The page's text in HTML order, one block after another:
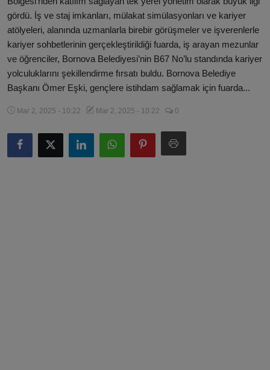
Künye
Magazin
Köşe Yazıları
Gizlilik Politikası
Çerez Politikası
gördü. İş ve staj imkanları, mülakat simülasyonları ve kariyer
atölyeleri, alanında uzmanlarla birebir görüşmeler ve işverenlerle
kariyer sohbetlerinin gerçekleştirildiği fuarda, iş arayan mezunlar
ve öğrenciler, Bornova Belediyesi’nin B67 No’lu standında kariyer
yolculuklarını şekillendirme fırsatı buldu. Bornova Belediye
Başkanı Ömer Eşki, gençlere istihdam sağlamak için fuarda...
Mar 2, 2025 - 10:22 Mar 2, 2025 - 10:22 0